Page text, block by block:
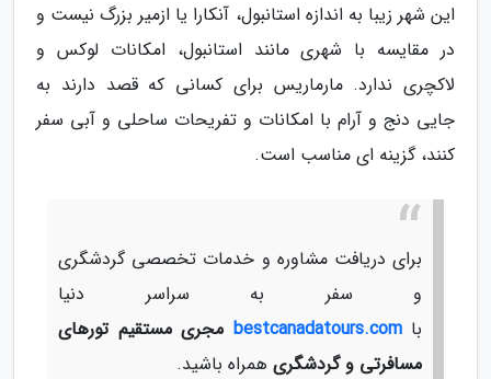
این شهر زیبا به اندازه استانبول، آنکارا یا ازمیر بزرگ نیست و
در مقایسه با شهری مانند استانبول، امکانات لوکس و
لاکچری ندارد. مارماریس برای کسانی که قصد دارند به
جایی دنج و آرام با امکانات و تفریحات ساحلی و آبی سفر
کنند، گزینه ای مناسب است.
برای دریافت مشاوره و خدمات تخصصی گردشگری
و سفر به سراسر دنیا
باbestcanadatours.com مجری مستقیم تورهای
مسافرتی و گردشگری همراه باشید.